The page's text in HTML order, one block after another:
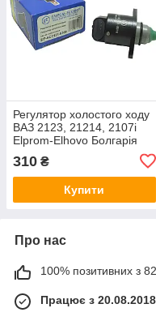
Регулятор холостого ходу
ВАЗ 2123, 21214, 2107i
Elprom-Elhovo Болгарія
310 ₴
Купити
Про нас
100% позитивних з
Працює з 20.08.2018